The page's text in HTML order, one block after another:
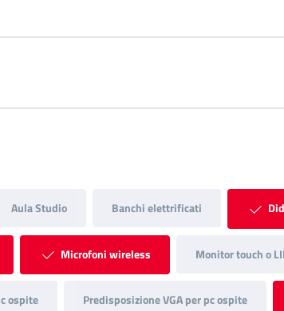
Aula Studio Banchi elettrificati
Microfoni wireless Monitor touch o
ospite Predisposizione VGA per pc ospite